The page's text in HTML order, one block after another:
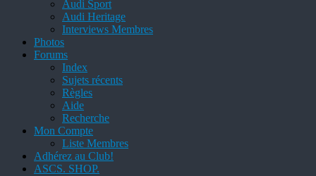
Audi Sport
Audi Heritage
Interviews Membres
Photos
Forums
Index
Sujets récents
Règles
Aide
Recherche
Mon Compte
Liste Membres
Adhérez au Club!
ASCS. SHOP.